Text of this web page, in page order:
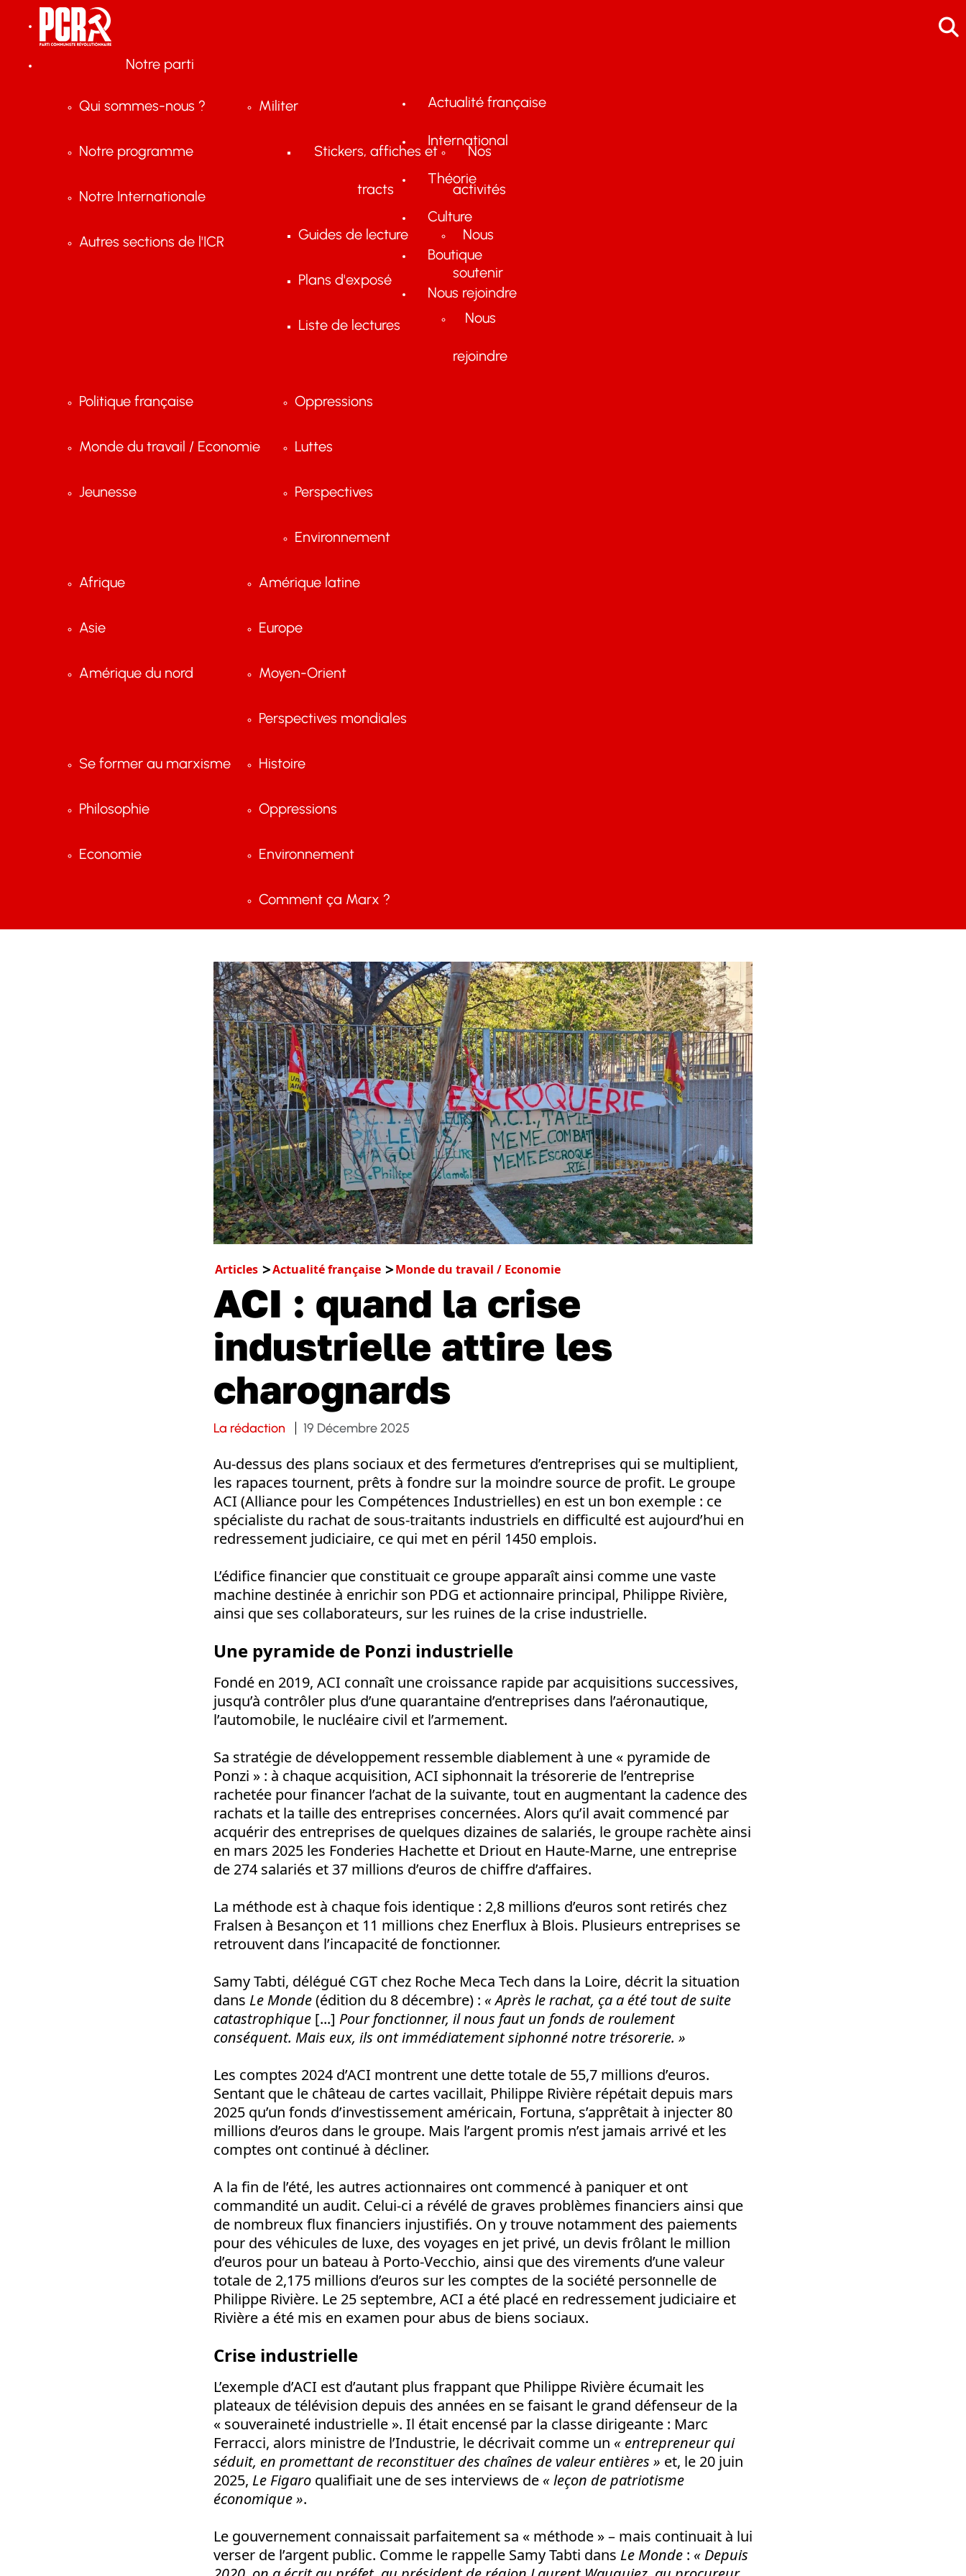
Notre parti
Qui sommes-nous ?
Notre programme
Notre Internationale
Autres sections de l'ICR
Militer
Stickers, affiches et
tracts
Guides de lecture
Plans d'exposé
Liste de lectures
Nos
activités
Nous
soutenir
Nous
rejoindre
Actualité française
Politique française
Monde du travail / Economie
Jeunesse
Oppressions
Luttes
Perspectives
Environnement
International
Afrique
Asie
Amérique du nord
Amérique latine
Europe
Moyen-Orient
Perspectives mondiales
Théorie
Se former au marxisme
Philosophie
Economie
Histoire
Oppressions
Environnement
Comment ça Marx ?
Culture
Boutique
Nous rejoindre
Articles Actualité française Monde du travail / Economie
ACI : quand la crise
industrielle attire les
charognards
La rédaction 19 Décembre 2025
Au-dessus des plans sociaux et des fermetures d’entreprises qui se multiplient,
les rapaces tournent, prêts à fondre sur la moindre source de profit. Le groupe
ACI (Alliance pour les Compétences Industrielles) en est un bon exemple : ce
spécialiste du rachat de sous-traitants industriels en difficulté est aujourd’hui en
redressement judiciaire, ce qui met en péril 1450 emplois.
L’édifice financier que constituait ce groupe apparaît ainsi comme une vaste
machine destinée à enrichir son PDG et actionnaire principal, Philippe Rivière,
ainsi que ses collaborateurs, sur les ruines de la crise industrielle.
Une pyramide de Ponzi industrielle
Fondé en 2019, ACI connaît une croissance rapide par acquisitions successives,
jusqu’à contrôler plus d’une quarantaine d’entreprises dans l’aéronautique,
l’automobile, le nucléaire civil et l’armement.
Sa stratégie de développement ressemble diablement à une « pyramide de
Ponzi » : à chaque acquisition, ACI siphonnait la trésorerie de l’entreprise
rachetée pour financer l’achat de la suivante, tout en augmentant la cadence des
rachats et la taille des entreprises concernées. Alors qu’il avait commencé par
acquérir des entreprises de quelques dizaines de salariés, le groupe rachète ainsi
en mars 2025 les Fonderies Hachette et Driout en Haute-Marne, une entreprise
de 274 salariés et 37 millions d’euros de chiffre d’affaires.
La méthode est à chaque fois identique : 2,8 millions d’euros sont retirés chez
Fralsen à Besançon et 11 millions chez Enerflux à Blois. Plusieurs entreprises se
retrouvent dans l’incapacité de fonctionner.
Samy Tabti, délégué CGT chez Roche Meca Tech dans la Loire, décrit la situation
dans Le Monde(édition du 8 décembre) : «Après le rachat, ça a été tout de suite
catastrophique [...] Pour fonctionner, il nous faut un fonds de roulement
conséquent. Mais eux, ils ont immédiatement siphonné notre trésorerie. »
Les comptes 2024 d’ACI montrent une dette totale de 55,7 millions d’euros.
Sentant que le château de cartes vacillait, Philippe Rivière répétait depuis mars
2025 qu’un fonds d’investissement américain, Fortuna, s’apprêtait à injecter 80
millions d’euros dans le groupe. Mais l’argent promis n’est jamais arrivé et les
comptes ont continué à décliner.
A la fin de l’été, les autres actionnaires ont commencé à paniquer et ont
commandité un audit. Celui-ci a révélé de graves problèmes financiers ainsi que
de nombreux flux financiers injustifiés. On y trouve notamment des paiements
pour des véhicules de luxe, des voyages en jet privé, un devis frôlant le million
d’euros pour un bateau à Porto-Vecchio, ainsi que des virements d’une valeur
totale de 2,175 millions d’euros sur les comptes de la société personnelle de
Philippe Rivière. Le 25 septembre, ACI a été placé en redressement judiciaire et
Rivière a été mis en examen pour abus de biens sociaux.
Crise industrielle
L’exemple d’ACI est d’autant plus frappant que Philippe Rivière écumait les
plateaux de télévision depuis des années en se faisant le grand défenseur de la
« souveraineté industrielle ». Il était encensé par la classe dirigeante : Marc
Ferracci, alors ministre de l’Industrie, le décrivait comme un « entrepreneur qui
séduit, en promettant de reconstituer des chaînes de valeur entières » et, le 20 juin
2025, Le Figaro qualifiait une de ses interviews de «leçon de patriotisme
économique».
Le gouvernement connaissait parfaitement sa « méthode » – mais continuait à lui
verser de l’argent public. Comme le rappelle Samy Tabti dans Le Monde : « Depuis